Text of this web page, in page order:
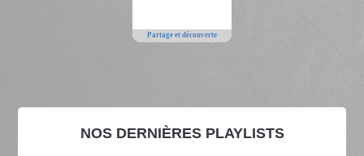
NOS DERNIÈRES PLAYLISTS
Partage et découverte